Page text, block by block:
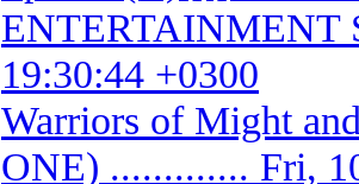
ENTERTAINMENT
19:30:44 +0300
Warriors of Might
ONE) ............. Fri,